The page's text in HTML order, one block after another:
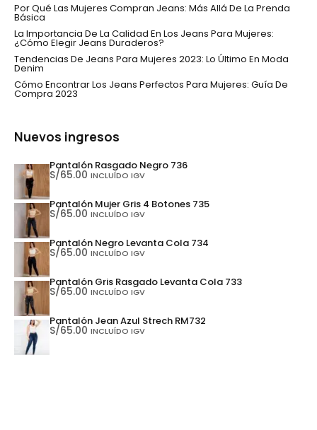
Por Qué Las Mujeres Compran Jeans: Más Allá De La Prenda
Básica
La Importancia De La Calidad En Los Jeans Para Mujeres:
¿Cómo Elegir Jeans Duraderos?
Tendencias De Jeans Para Mujeres 2023: Lo Último En Moda
Denim
Cómo Encontrar Los Jeans Perfectos Para Mujeres: Guía De
Compra 2023
Nuevos ingresos
Pantalón Rasgado Negro 736
S/65.00 INCLUÍDO IGV
Pantalón Mujer Gris 4 Botones 735
S/65.00 INCLUÍDO IGV
Pantalón Negro Levanta Cola 734
S/65.00 INCLUÍDO IGV
Pantalón Gris Rasgado Levanta Cola 733
S/65.00 INCLUÍDO IGV
Pantalón Jean Azul Strech RM732
S/65.00 INCLUÍDO IGV